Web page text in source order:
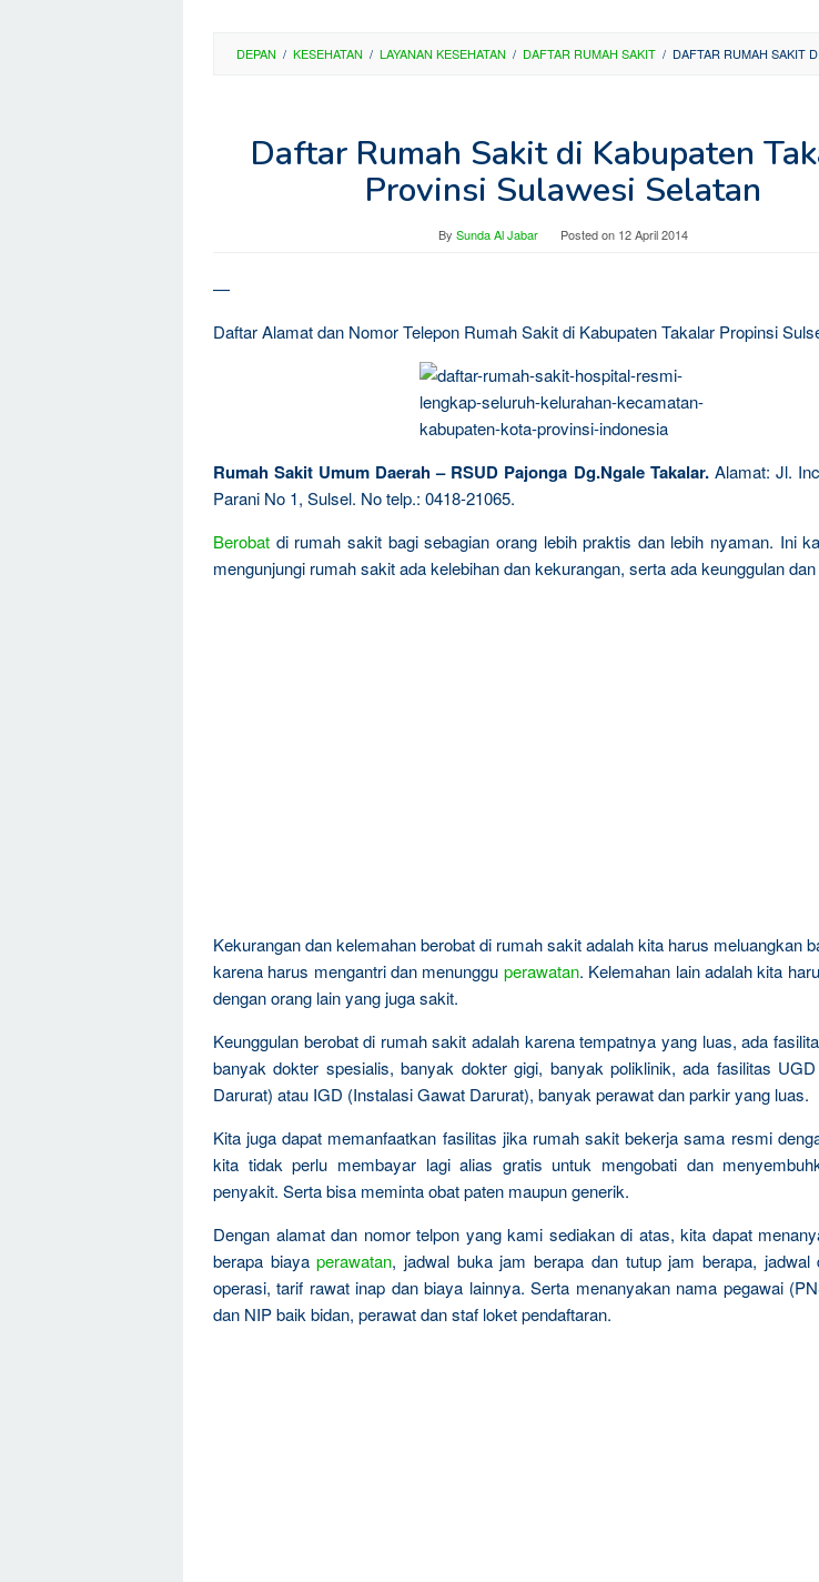
DEPAN / KESEHATAN / LAYANAN KESEHATAN / DAFTAR RUMAH SAKIT / DAFTAR RUMAH SAKIT
Daftar Rumah Sakit di Kabupaten
Provinsi Sulawesi Selatan
By Sunda Al Jabar Posted on 12 April 2014
—
Daftar Alamat dan Nomor Telepon Rumah Sakit di Kabupaten Takalar Propinsi
Rumah Sakit Umum Daerah – RSUD Pajonga Dg.Ngale Takalar.Alamat: Jl.
Parani No 1, Sulsel. No telp.: 0418-21065.
Berobat di rumah sakit bagi sebagian orang lebih praktis dan lebih nyaman. Ini
mengunjungi rumah sakit ada kelebihan dan kekurangan, serta ada keunggulan
Kekurangan dan kelemahan berobat di rumah sakit adalah kita harus meluangkan
karena harus mengantri dan menunggu perawatan. Kelemahan lain adalah kita
dengan orang lain yang juga sakit.
Keunggulan berobat di rumah sakit adalah karena tempatnya yang luas, ada
banyak dokter spesialis, banyak dokter gigi, banyak poliklinik, ada fasilitas
Darurat) atau IGD (Instalasi Gawat Darurat), banyak perawat dan parkir yang luas.
Kita juga dapat memanfaatkan fasilitas jika rumah sakit bekerja sama resmi
kita tidak perlu membayar lagi alias gratis untuk mengobati dan
penyakit. Serta bisa meminta obat paten maupun generik.
Dengan alamat dan nomor telpon yang kami sediakan di atas, kita dapat
berapa biayaperawatan, jadwal buka jam berapa dan tutup jam berapa, jadwal
operasi, tarif rawat inap dan biaya lainnya. Serta menanyakan nama pegawai
dan NIP baik bidan, perawat dan staf loket pendaftaran.